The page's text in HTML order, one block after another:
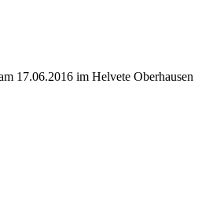
17.06.2016 im Helvete Oberhausen